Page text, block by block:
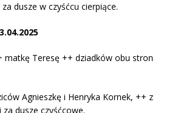
dusze w czyśćcu cierpiące.
13.04.2025
matkę Teresę ++ dziadków obu stron
Agnieszkę i Henryka Kornek, ++ z
dusze czyśćcowe.